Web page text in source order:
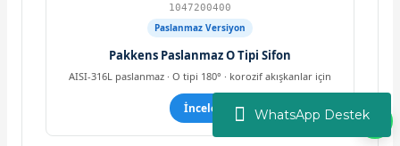
WhatsApp Destek
1047200400
Paslanmaz Versiyon
Pakkens Paslanmaz O Tipi Sifon
AISI-316L paslanmaz · O tipi 180° · korozif akışkanlar için
İncele